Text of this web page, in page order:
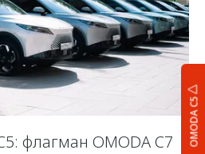
OMODA C5
флагман OMODA C7